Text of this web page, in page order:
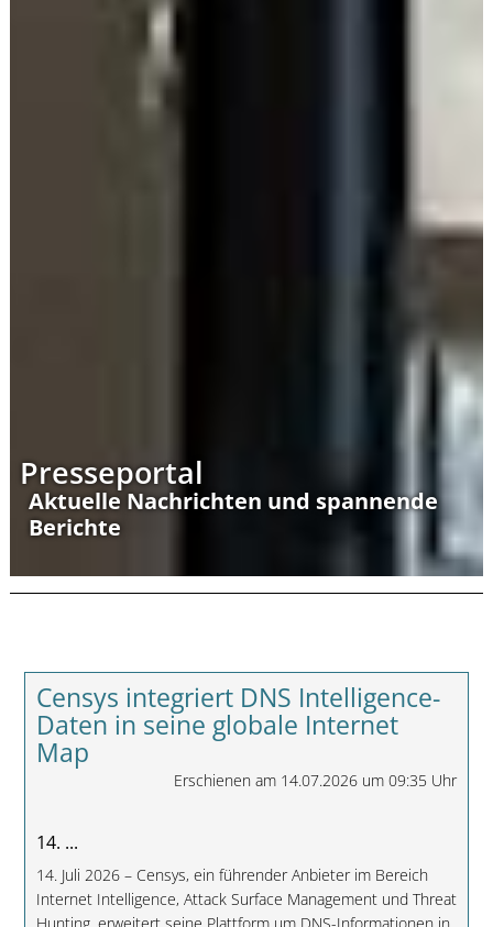
Presseportal
Aktuelle Nachrichten und spannende
Berichte
Censys integriert DNS Intelligence-
Daten in seine globale Internet
Map
Erschienen am 14.07.2026 um 09:35 Uhr
14. ...
14. Juli 2026 – Censys, ein führender Anbieter im Bereich
Internet Intelligence, Attack Surface Management und Threat